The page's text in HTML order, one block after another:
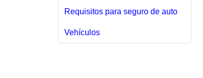
Requisitos para seguro de auto
Vehículos